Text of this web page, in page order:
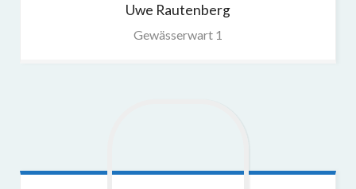
Uwe Rautenberg
Gewässerwart 1